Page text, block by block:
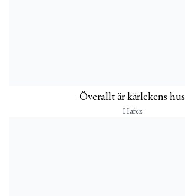
Överallt är kärlekens hus
Hafez